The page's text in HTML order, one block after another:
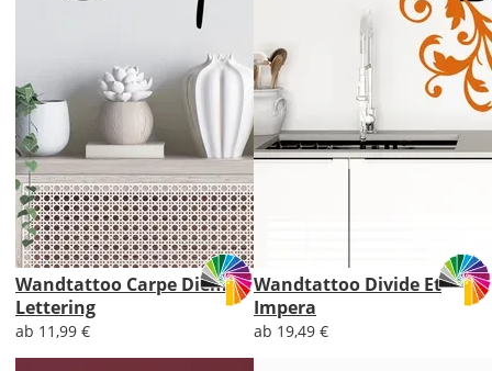
Wandtattoo Carpe Diem
Lettering
ab 11,99 €
Wandtattoo Divide Et
Impera
ab 19,49 €